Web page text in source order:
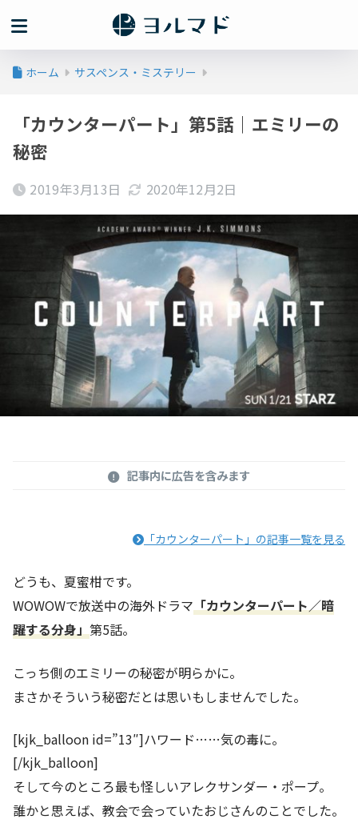
ホーム サスペンス・ミステリー
「カウンターパート」第5話｜エミリーの
秘密
2019年3月13日 2020年12月2日
記事内に広告を含みます
「カウンターパート」の記事一覧を見る
どうも、夏蜜柑です。
WOWOWで放送中の海外ドラマ 「カウンターパート／暗
躍する分身」 第5話。
こっち側のエミリーの秘密が明らかに。
まさかそういう秘密だとは思いもしませんでした。
[kjk_balloon id=”13″]ハワード……気の毒に。
[/kjk_balloon]
そして今のところ最も怪しいアレクサンダー・ポープ。
誰かと思えば、教会で会っていたおじさんのことでした。